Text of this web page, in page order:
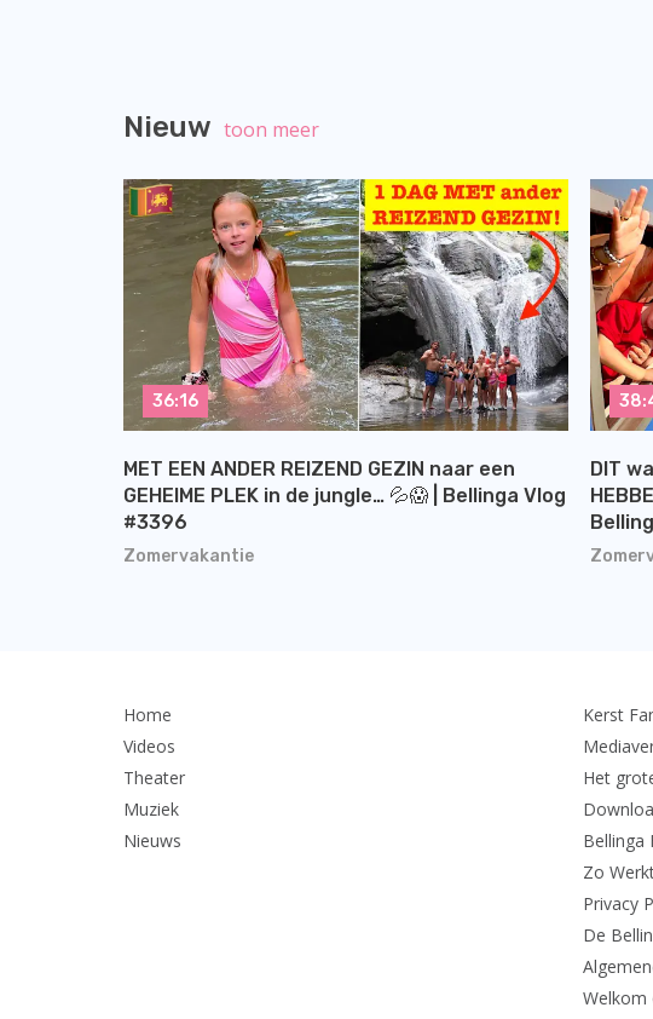
Nieuw toon meer
Zomervakantie
MET EEN ANDER REIZEND GEZIN naar een
GEHEIME PLEK in de jungle… 💦😱 | Bellinga Vlog
#3396
36:16
DIT
Home
Videos
Theater
Muziek
Nieuws
Kerst
Het
Bellinga
Zo
Privacy
De
Welkom